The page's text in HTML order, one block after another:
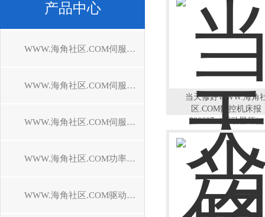
产品中心
WWW.海角社区.COM伺服驱动器维修
WWW.海角社区.COM伺服控制器维修
WWW.海角社区.COM伺服电机维修
WWW.海角社区.COM功率模块维修
WWW.海角社区.COM驱动模块维修
当天修好WWW.海角
区.COM数控机床报
300607（驱动器坏）